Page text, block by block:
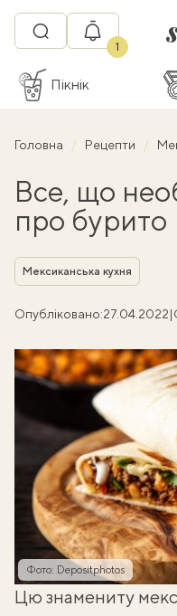
1
Пікнік
Головна Рецепти
Все, що
про бурито
Рубрика
Мексиканська кухня
Опубліковано:27.04.2022|
Фото: Depositphotos
Цю знамениту